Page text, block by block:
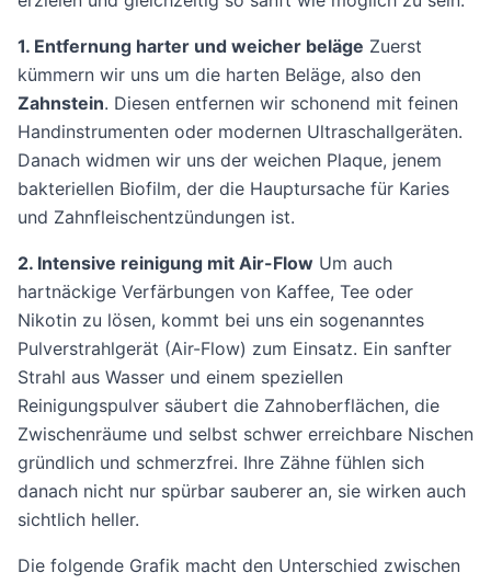
1. Entfernung harter und weicher beläge Zuerst
kümmern wir uns um die harten Beläge, also den
Zahnstein. Diesen entfernen wir schonend mit feinen
Handinstrumenten oder modernen Ultraschallgeräten.
Danach widmen wir uns der weichen Plaque, jenem
bakteriellen Biofilm, der die Hauptursache für Karies
und Zahnfleischentzündungen ist.
2. Intensive reinigung mit Air-Flow Um auch
hartnäckige Verfärbungen von Kaffee, Tee oder
Nikotin zu lösen, kommt bei uns ein sogenanntes
Pulverstrahlgerät (Air-Flow) zum Einsatz. Ein sanfter
Strahl aus Wasser und einem speziellen
Reinigungspulver säubert die Zahnoberflächen, die
Zwischenräume und selbst schwer erreichbare Nischen
gründlich und schmerzfrei. Ihre Zähne fühlen sich
danach nicht nur spürbar sauberer an, sie wirken auch
sichtlich heller.
Die folgende Grafik macht den Unterschied zwischen